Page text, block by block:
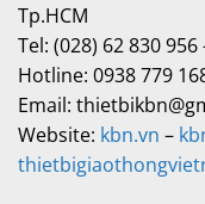
Tp.HCM
Tel: (028) 62 830
Hotline: 0938 779
Email:
Website: kbn.vn –